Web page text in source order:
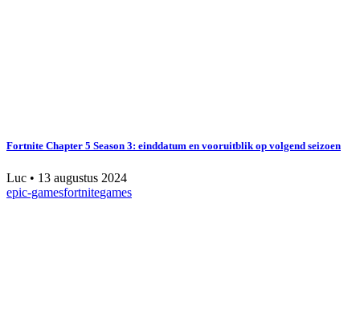
Fortnite Chapter 5 Season 3: einddatum en vooruitblik op volgend seizoen
Luc • 13 augustus 2024
epic-gamesfortnitegames